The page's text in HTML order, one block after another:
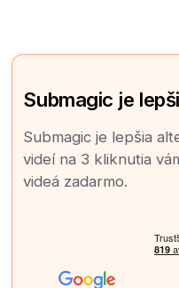
Submagic je
Submagic je lepšia
videí na 3 kliknutia
videá zadarmo.